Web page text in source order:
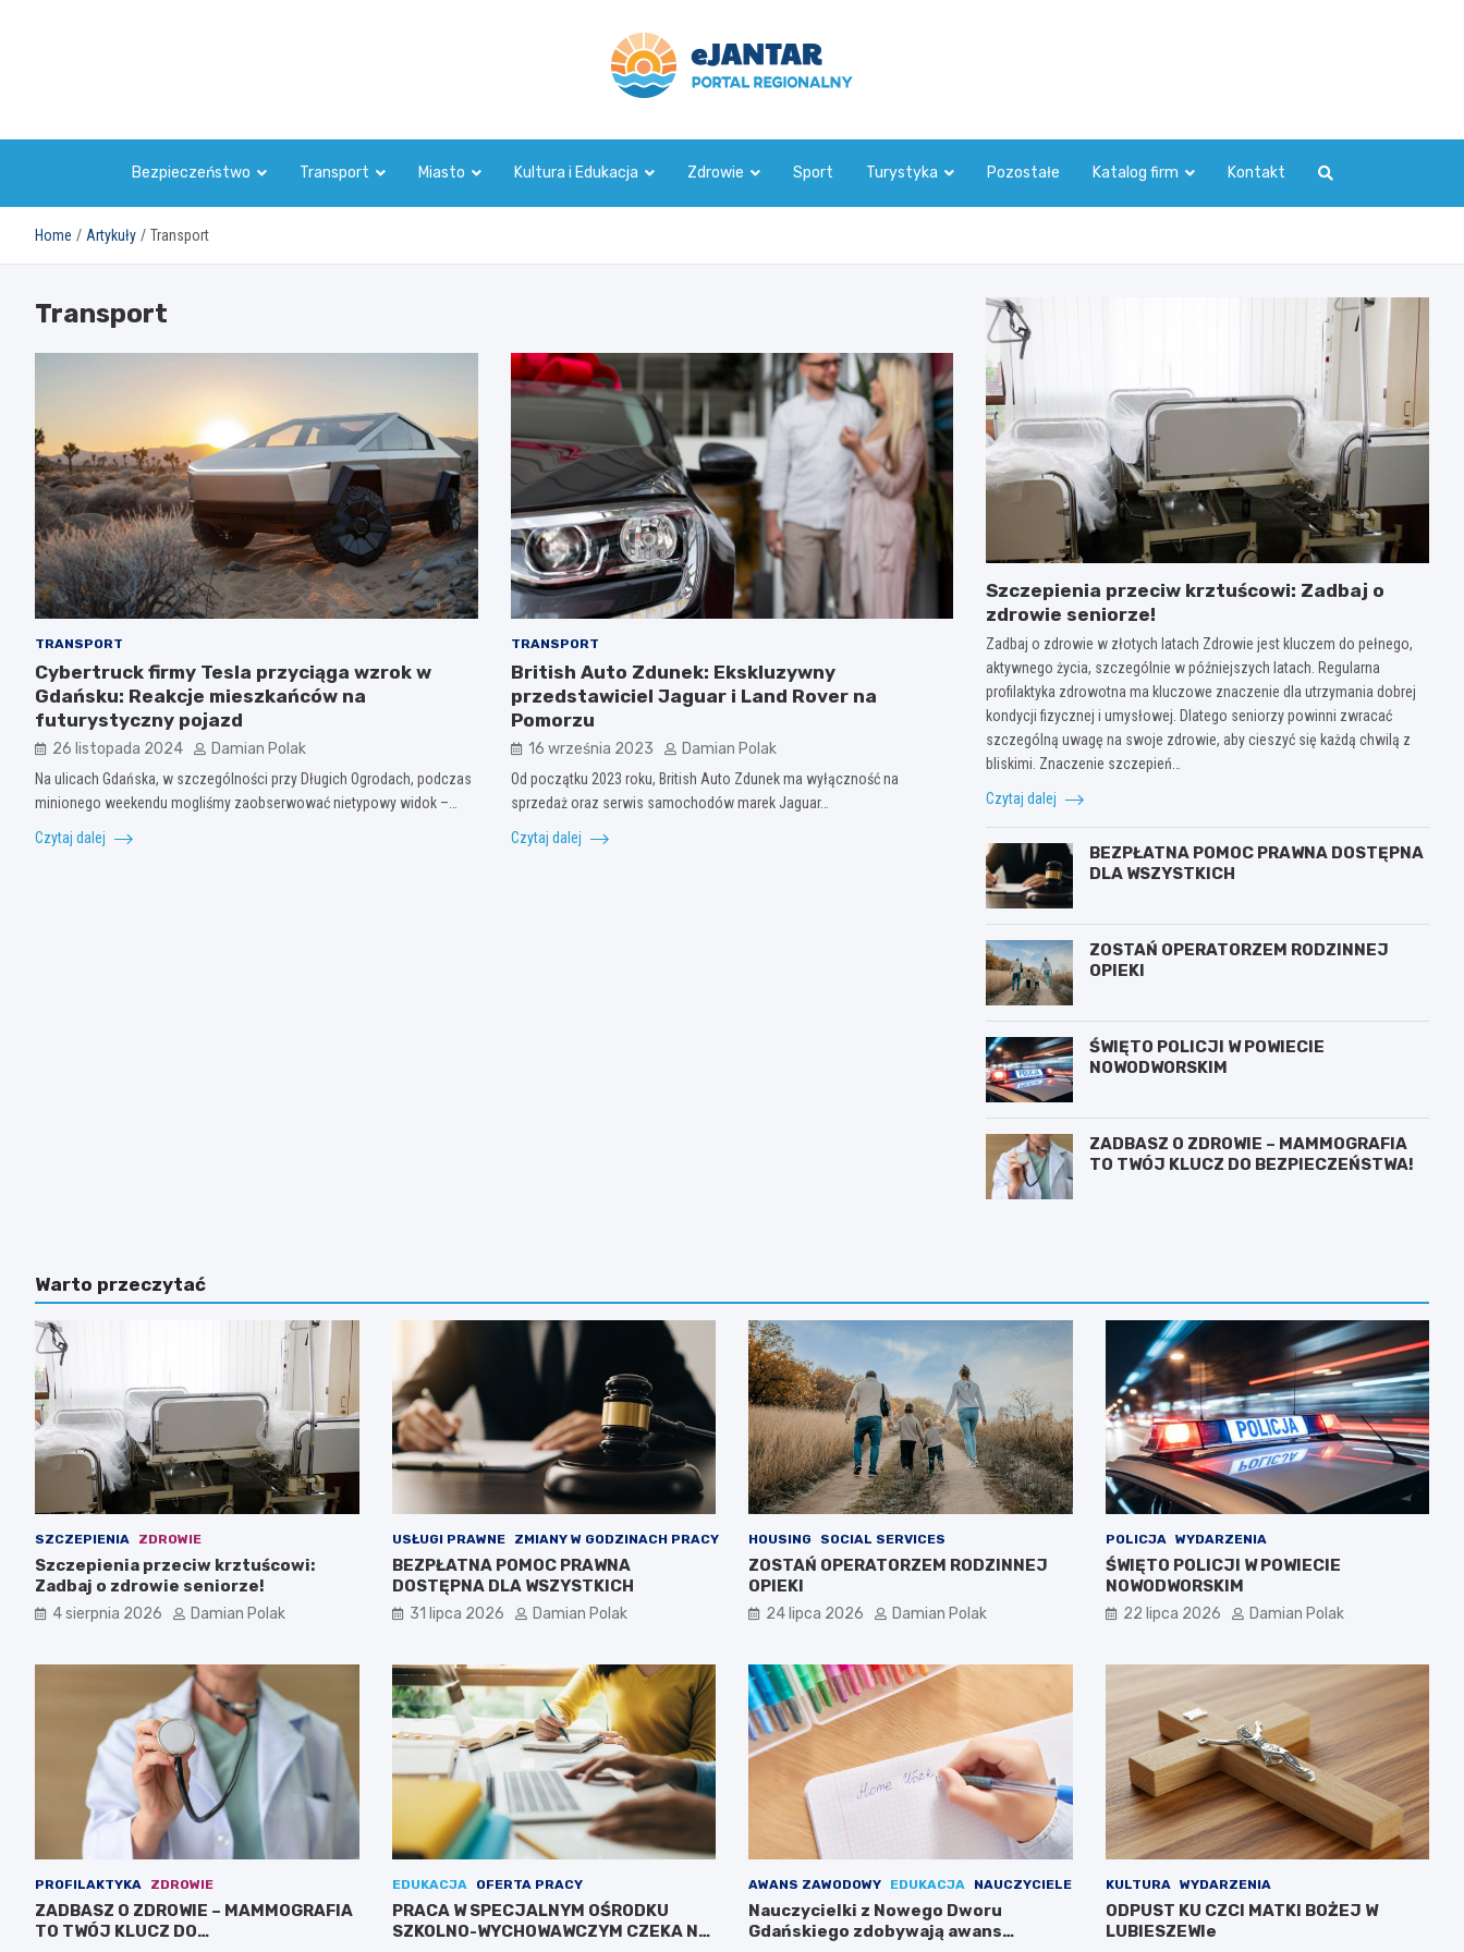
ejantar.pl
Bezpieczeństwo Transport Miasto Kultura i Edukacja Zdrowie Sport Turystyka Pozostałe Katalog firm Kontakt
Home Artykuły Transport
Transport
TRANSPORT
Cybertruck firmy Tesla przyciąga wzrok w
Gdańsku: Reakcje mieszkańców na
futurystyczny pojazd
26 listopada 2024 Damian Polak
Na ulicach Gdańska, w szczególności przy Długich Ogrodach, podczas
minionego weekendu mogliśmy zaobserwować nietypowy widok –…
Czytaj dalej
TRANSPORT
British Auto Zdunek: Ekskluzywny
przedstawiciel Jaguar i Land Rover na
Pomorzu
16 września 2023 Damian Polak
Od początku 2023 roku, British Auto Zdunek ma wyłączność na
sprzedaż oraz serwis samochodów marek Jaguar…
Czytaj dalej
Szczepienia przeciw krztuścowi: Zadbaj o
zdrowie seniorze!
Zadbaj o zdrowie w złotych latach Zdrowie jest kluczem do pełnego,
aktywnego życia, szczególnie w późniejszych latach. Regularna
profilaktyka zdrowotna ma kluczowe znaczenie dla utrzymania dobrej
kondycji fizycznej i umysłowej. Dlatego seniorzy powinni zwracać
szczególną uwagę na swoje zdrowie, aby cieszyć się każdą chwilą z
bliskimi. Znaczenie szczepień…
Czytaj dalej
BEZPŁATNA POMOC PRAWNA DOSTĘPNA
DLA WSZYSTKICH
ZOSTAŃ OPERATORZEM RODZINNEJ
OPIEKI
ŚWIĘTO POLICJI W POWIECIE
NOWODWORSKIM
ZADBASZ O ZDROWIE – MAMMOGRAFIA
TO TWÓJ KLUCZ DO BEZPIECZEŃSTWA!
Warto przeczytać
SZCZEPIENIA ZDROWIE
Szczepienia przeciw krztuścowi:
Zadbaj o zdrowie seniorze!
4 sierpnia 2026 Damian Polak
USŁUGI PRAWNE ZMIANY W GODZINACH PRACY
BEZPŁATNA POMOC PRAWNA
DOSTĘPNA DLA WSZYSTKICH
31 lipca 2026 Damian Polak
HOUSING SOCIAL SERVICES
ZOSTAŃ OPERATORZEM RODZINNEJ
OPIEKI
24 lipca 2026 Damian Polak
POLICJA WYDARZENIA
ŚWIĘTO POLICJI W POWIECIE
NOWODWORSKIM
22 lipca 2026 Damian Polak
PROFILAKTYKA ZDROWIE
ZADBASZ O ZDROWIE – MAMMOGRAFIA
TO TWÓJ KLUCZ DO
EDUKACJA OFERTA PRACY
PRACA W SPECJALNYM OŚRODKU
SZKOLNO-WYCHOWAWCZYM CZEKA NA
AWANS ZAWODOWY EDUKACJA NAUCZYCIELE
Nauczycielki z Nowego Dworu
Gdańskiego zdobywają awans
KULTURA WYDARZENIA
ODPUST KU CZCI MATKI BOŻEJ W
LUBIESZEWIe